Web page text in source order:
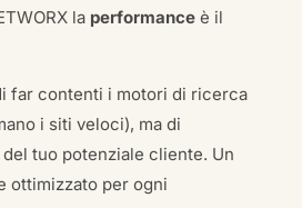
la performanceè il
far contenti i motori di ricerca
i siti veloci), ma di
tuo potenziale cliente. Un
ottimizzato per ogni